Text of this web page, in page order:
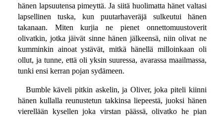
hänen lapsuutensa pimeyttä. Ja siitä huolimatta hänet valtasi
lapsellinen tuska, kun puutarhaveräjä sulkeutui hänen
takanaan. Miten kurjia ne pienet onnettomuustoverit
olivatkin, jotka jäivät sinne hänen jälkeensä, niin olivat ne
kumminkin ainoat ystävät, mitkä hänellä milloinkaan oli
ollut, ja tunne, että oli yksin suuressa, avarassa maailmassa,
tunki ensi kerran pojan sydämeen.
Bumble käveli pitkin askelin, ja Oliver, joka piteli kiinni
hänen kullalla reunustetun takkinsa liepeestä, juoksi hänen
vierellään kysellen joka virstan päässä, olivatko he pian